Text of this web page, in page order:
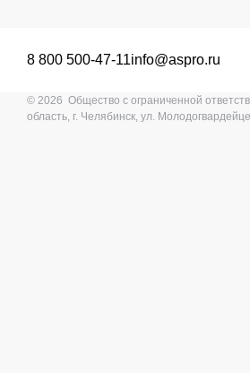
8 800 500-47-11info@aspro.ru
© 2026 Общество с ограниченной
область, г. Челябинск, ул.